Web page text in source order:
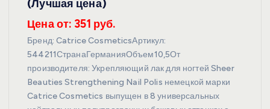
(Лучшая цена)
Цена от: 351 руб.
Бренд: Catrice CosmeticsАртикул:
544211СтранаГерманияОбъем10,5От
производителя: Укрепляющий лак для ногтей Sheer
Beauties Strengthening Nail Polis немецкой марки
Catrice Cosmetics выпущен в 8 универсальных